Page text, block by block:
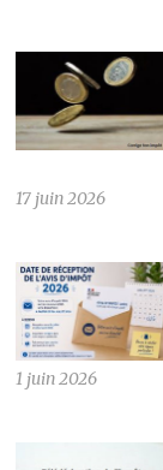
17 juin 2026
1 juin 2026